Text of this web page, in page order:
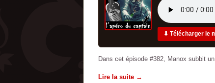
⬇ Télécharger le
Dans cet épisode #382, Manox subbit
Lire la suite →